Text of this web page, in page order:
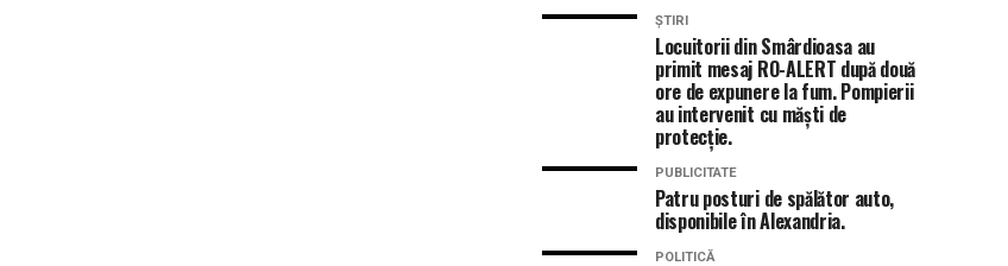
ȘTIRI
Locuitorii din Smârdioasa au
primit mesaj RO-ALERT după două
ore de expunere la fum. Pompierii
au intervenit cu măști de
protecție.
PUBLICITATE
Patru posturi de spălător auto,
disponibile în Alexandria.
POLITICĂ